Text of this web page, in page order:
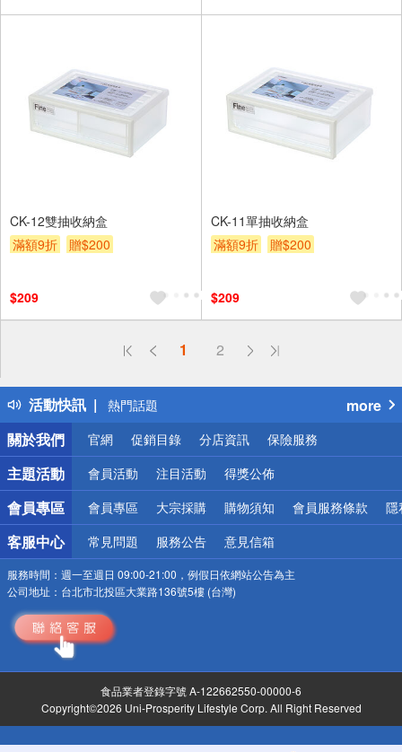
CK-12雙抽收納盒
滿額9折
贈$200
$209
CK-11單抽收納盒
滿額9折
贈$200
$209
1 2
活動快訊
偏遠地區配送
得獎公告
熱門話題
銀行優惠
偏遠地區配送
詐騙網頁！請小心！
more
關於我們
官網 促銷目錄 分店資訊 保險服務
主題活動 會員活動 注目活動 得獎公佈
會員專區 會員專區 大宗採購 購物須知 會員服務條款 隱
客服中心 常見問題 服務公告 意見信箱
服務時間： 週一至週日 09:00-21:00，例假日依網站公告為主
公司地址： 台北市北投區大業路136號5樓 (台灣)
食品業者登錄字號 A-122662550-00000-6
Copyright©2026 Uni-Prosperity Lifestyle Corp. All Right Reserved